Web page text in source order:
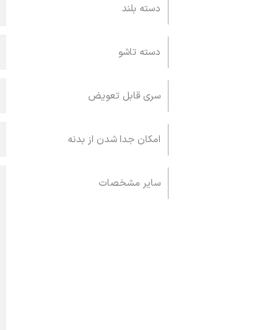
دسته بلند
دسته تاشو
سری قابل تعویض
امکان جدا شدن از بدنه
سایر مشخصات